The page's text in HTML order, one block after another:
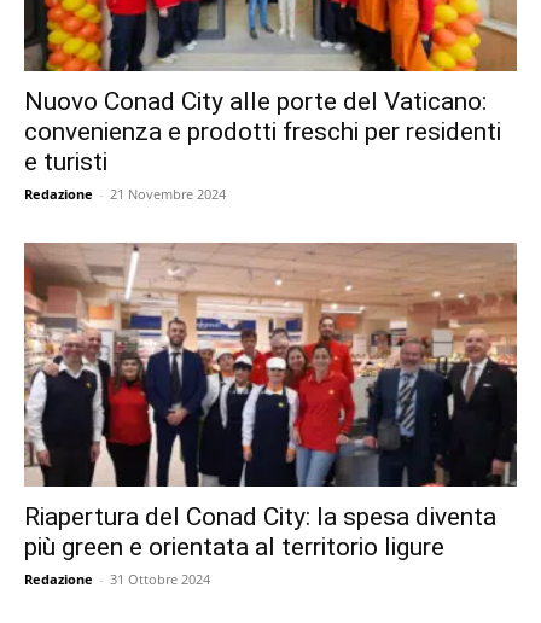
Nuovo Conad City alle porte del Vaticano:
convenienza e prodotti freschi per residenti
e turisti
Redazione - 21 Novembre 2024
Riapertura del Conad City: la spesa diventa
più green e orientata al territorio ligure
Redazione - 31 Ottobre 2024